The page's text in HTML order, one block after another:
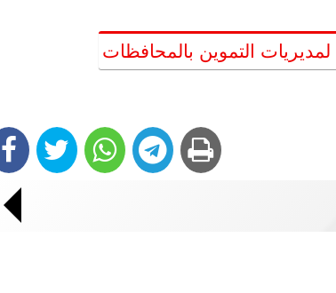
التموين بالمحافظات